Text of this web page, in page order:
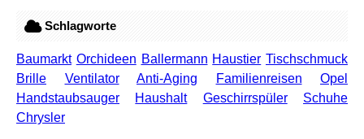
Schlagworte
Baumarkt Orchideen Ballermann Haustier Tischschmuck
Brille
Ventilator Anti-Aging Familienreisen
Opel
Handstaubsauger
Haushalt Geschirrspüler
Schuhe
Chrysler